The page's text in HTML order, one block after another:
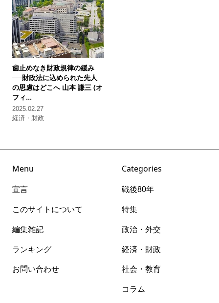
歯止めなき財政規律の緩み
──財政法に込められた先人
の思慮はどこへ 山本 謙三 (オ
フィ...
2025.02.27
経済・財政
Menu
宣言
このサイトについて
編集雑記
ランキング
お問い合わせ
Categories
戦後80年
特集
政治・外交
経済・財政
社会・教育
コラム